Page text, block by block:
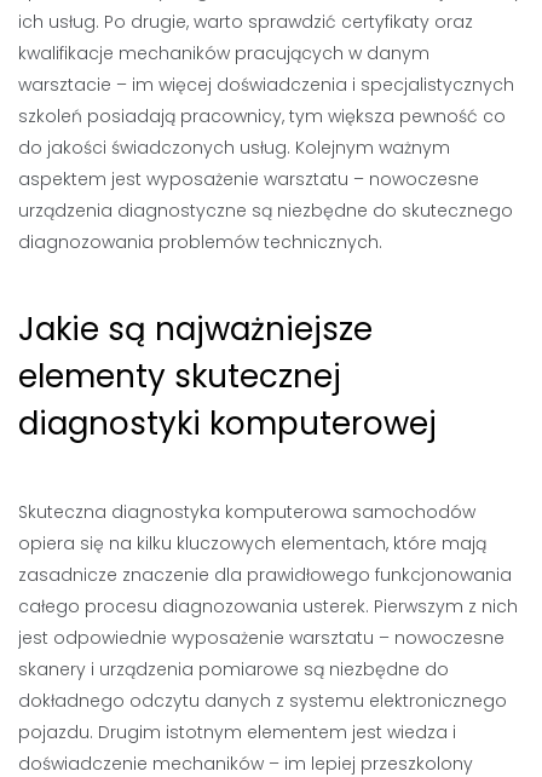
ich usług. Po drugie, warto sprawdzić certyfikaty oraz
kwalifikacje mechaników pracujących w danym
warsztacie – im więcej doświadczenia i specjalistycznych
szkoleń posiadają pracownicy, tym większa pewność co
do jakości świadczonych usług. Kolejnym ważnym
aspektem jest wyposażenie warsztatu – nowoczesne
urządzenia diagnostyczne są niezbędne do skutecznego
diagnozowania problemów technicznych.
Jakie są najważniejsze
elementy skutecznej
diagnostyki komputerowej
Skuteczna diagnostyka komputerowa samochodów
opiera się na kilku kluczowych elementach, które mają
zasadnicze znaczenie dla prawidłowego funkcjonowania
całego procesu diagnozowania usterek. Pierwszym z nich
jest odpowiednie wyposażenie warsztatu – nowoczesne
skanery i urządzenia pomiarowe są niezbędne do
dokładnego odczytu danych z systemu elektronicznego
pojazdu. Drugim istotnym elementem jest wiedza i
doświadczenie mechaników – im lepiej przeszkolony